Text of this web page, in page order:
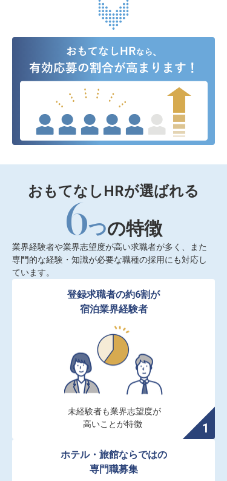
おもてなしHRが選ばれる
6つの特徴
業界経験者や業界志望度が高い求職者が多く、また
専門的な経験・知識が必要な職種の採用にも対応し
ています。
登録求職者の約6割が
宿泊業界経験者
未経験者も業界志望度が
高いことが特徴
ホテル・旅館ならではの
専門職募集